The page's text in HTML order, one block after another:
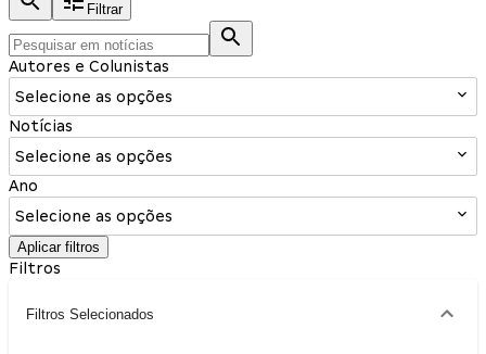
Filtrar
Autores e Colunistas
Selecione as opções
Notícias
Selecione as opções
Ano
Selecione as opções
Aplicar filtros
Filtros
Filtros Selecionados